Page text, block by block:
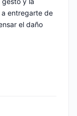
a entregarte de
el daño